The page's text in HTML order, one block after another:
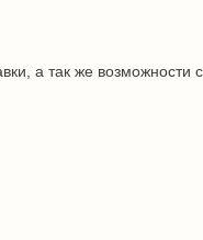
а так же возможности